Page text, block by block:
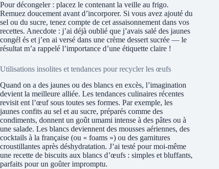
Pour décongeler : placez le contenant la veille au frigo.
Remuez doucement avant d’incorporer. Si vous avez ajouté du
sel ou du sucre, tenez compte de cet assaisonnement dans vos
recettes. Anecdote : j’ai déjà oublié que j’avais salé des jaunes
congél és et j’en ai versé dans une crème dessert sucrée — le
résultat m’a rappelé l’importance d’une étiquette claire !
Utilisations insolites et tendances pour recycler les œufs
Quand on a des jaunes ou des blancs en excès, l’imagination
devient la meilleure alliée. Les tendances culinaires récentes
revisit ent l’œuf sous toutes ses formes. Par exemple, les
jaunes confits au sel et au sucre, préparés comme des
condiments, donnent un goût umami intense à des pâtes ou à
une salade. Les blancs deviennent des mousses aériennes, des
cocktails à la française (ou « foams ») ou des garnitures
croustillantes après déshydratation. J’ai testé pour moi-même
une recette de biscuits aux blancs d’œufs : simples et bluffants,
parfaits pour un goûter impromptu.